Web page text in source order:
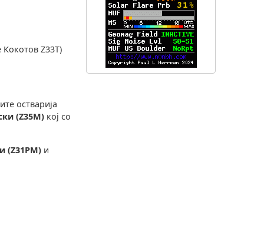
Z33T)
остварија
(Z35M) кој со
(Z31PM) и